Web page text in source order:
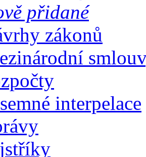
přidané
zákonů
interpelace